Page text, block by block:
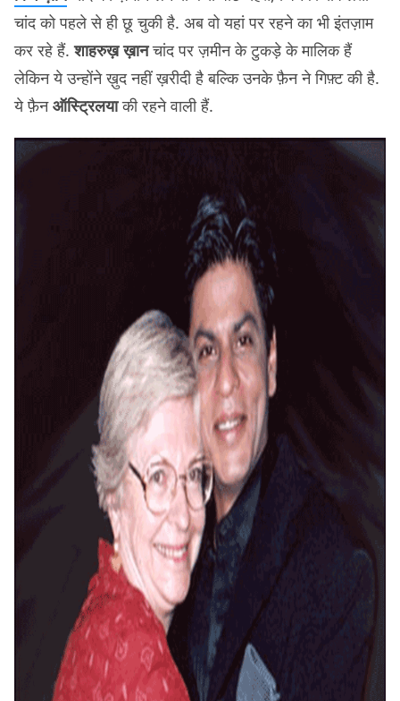
चांद को पहले से ही छू चुकी है. अब वो यहां पर रहने का भी इंतज़ाम
कर रहे हैं.शाहरुख़ ख़ानचांद पर ज़मीन के टुकड़े के मालिक हैं
लेकिन ये उन्होंने ख़ुद नहीं ख़रीदी है बल्कि उनके फ़ैन ने गिफ़्ट की है.
ये फ़ैनऑस्ट्रिलयाकी रहने वाली हैं.